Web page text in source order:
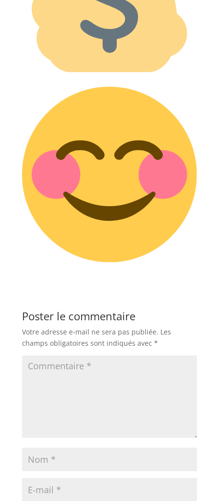
Poster le commentaire
Votre adresse e-mail ne sera pas publiée. Les
champs obligatoires sont indiqués avec *